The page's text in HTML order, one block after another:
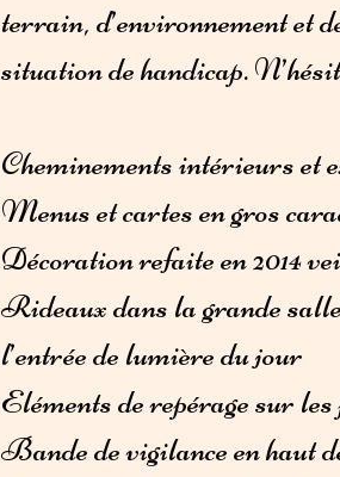
terrain, d’environnement et
situation de handicap.
Cheminements intérieurs et
Menus et cartes en gros
Décoration refaite en 2014
Rideaux dans la grande
l’entrée de lumière du jour
Eléments de repérage sur
Bande de vigilance en haut